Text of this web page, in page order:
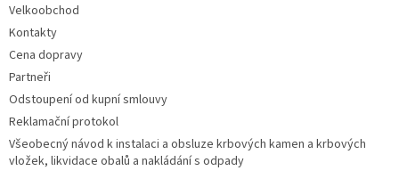
Velkoobchod
Kontakty
Cena dopravy
Partneři
Odstoupení od kupní smlouvy
Reklamační protokol
Všeobecný návod k instalaci a obsluze krbových kamen a krbových
vložek, likvidace obalů a nakládání s odpady